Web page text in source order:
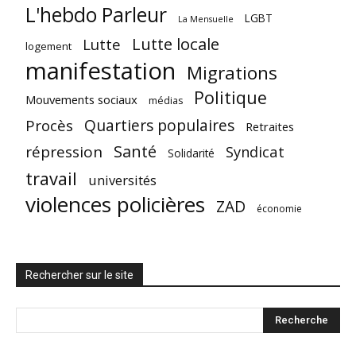
L'hebdo Parleur La Mensuelle
LGBT
logement
Lutte Lutte locale
manifestation Migrations
Mouvements sociaux médias Politique
Procès Quartiers populaires Retraites
répression Santé Solidarité Syndicat
travail universités
violences policières ZAD économie
Rechercher sur le site